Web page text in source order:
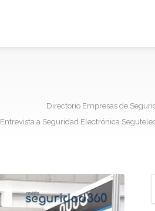
Directorio Empresas de
Entrevista a Seguridad Electrónica